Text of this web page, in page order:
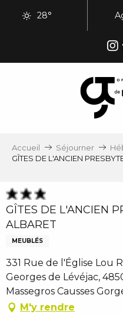
28°
Accueil Séjourner
GÎTES DE L'ANCIEN
GÎTES DE L'ANCIEN
ALBARET
MEUBLÉS
331 Rue de l'Église Lou
Georges de Lévéjac,
Massegros Causses
M'y rendre